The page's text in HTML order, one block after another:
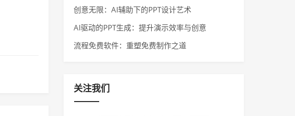
创意无限：AI辅助下的PPT设计艺术
AI驱动的PPT生成：提升演示效率与创意
流程免费软件：重塑免费制作之道
关注我们